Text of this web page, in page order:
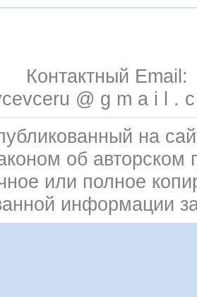
Контактный Email:
@ g m a i l .
на
об авторском
или полное
информации